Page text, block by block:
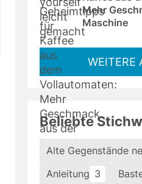
Mehr
Maschine
WEITERE
Beliebte
Alte Gegenstände
Anleitung 3